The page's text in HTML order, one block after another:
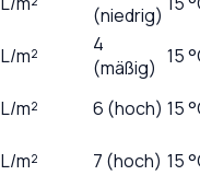
(niedrig)
L/m²
4
(mäßig) 15
L/m² 6 (hoch) 15
L/m² 7 (hoch) 15